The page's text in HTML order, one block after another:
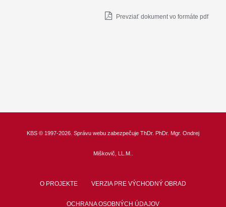
Prevziať dokument vo formáte pdf
KBS © 1997-2026. Správu webu zabezpečuje ThDr. PhDr. Mgr. Ondrej
Miškovič, LL.M.
O PROJEKTE VERZIA PRE VÝCHODNÝ OBRAD
OCHRANA OSOBNÝCH ÚDAJOV